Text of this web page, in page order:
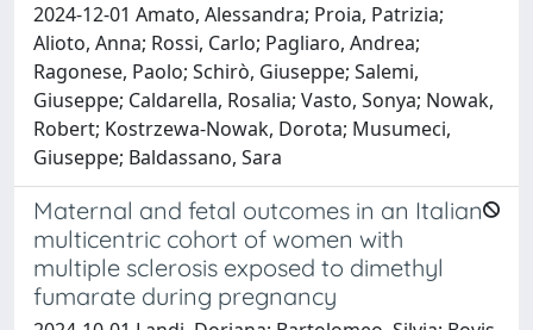
2024-12-01 Amato, Alessandra; Proia, Patrizia;
Alioto, Anna; Rossi, Carlo; Pagliaro, Andrea;
Ragonese, Paolo; Schirò, Giuseppe; Salemi,
Giuseppe; Caldarella, Rosalia; Vasto, Sonya; Nowak,
Robert; Kostrzewa-Nowak, Dorota; Musumeci,
Giuseppe; Baldassano, Sara
Maternal and fetal outcomes in an Italian
multicentric cohort of women with
multiple sclerosis exposed to dimethyl
fumarate during pregnancy